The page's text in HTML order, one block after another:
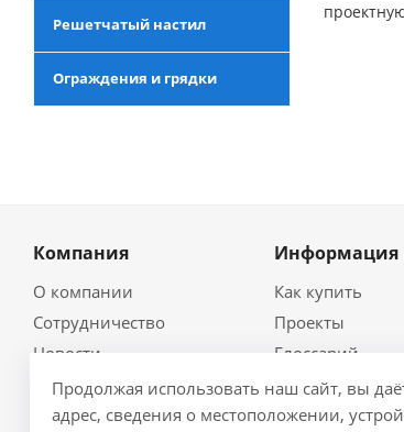
Решетчатый настил
Ограждения и грядки
Компания
О компании
Сотрудничество
Новости
Контакты
Политика
Информация
Как купить
Проекты
Глоссарий
калькулятор
Продолжая использовать наш сайт, вы
адрес, сведения о местоположении,